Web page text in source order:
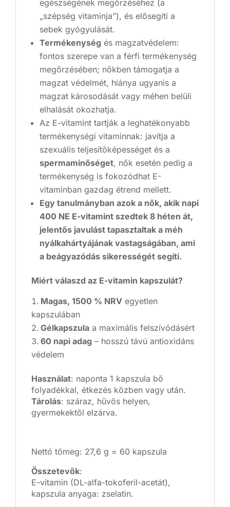
egészségének megőrzéséhez (a
„szépség vitaminja”), és elősegíti a
sebek gyógyulását.
Termékenység és magzatvédelem:
fontos szerepe van a férfi termékenység
megőrzésében; nőkben támogatja a
magzat védelmét, hiánya ugyanis a
magzat károsodását vagy méhen belüli
elhalását okozhatja.
Az E-vitamint tartják a leghatékonyabb
termékenységi vitaminnak: javítja a
szexuális teljesítőképességet és a
spermaminőséget, nők esetén pedig a
termékenység is fokozódhat E-
vitaminban gazdag étrend mellett.
Egy tanulmányban azok a nők, akik napi
400 NE E-vitamint szedtek 8 héten át,
jelentős javulást tapasztaltak a méh
nyálkahártyájának vastagságában, ami
a beágyazódás sikerességét segíti.
Miért válaszd az E-vitamin kapszulát?
Magas, 1500 % NRV egyetlen
kapszulában
Gélkapszula a maximális felszívódásért
60 napi adag – hosszú távú antioxidáns
védelem
Használat: naponta 1 kapszula bő
folyadékkal, étkezés közben vagy után.
Tárolás: száraz, hűvös helyen,
gyermekektől elzárva.
Nettó tömeg: 27,6 g = 60 kapszula
Összetevők:
E-vitamin (DL-alfa-tokoferil-acetát),
kapszula anyaga: zselatin.